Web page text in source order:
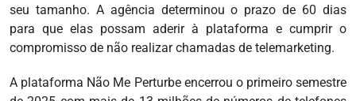
seu tamanho. A agência determinou o prazo de 60 dias
para que elas possam aderir à plataforma e cumprir o
compromisso de não realizar chamadas de telemarketing.
A plataforma Não Me Perturbe encerrou o primeiro semestre